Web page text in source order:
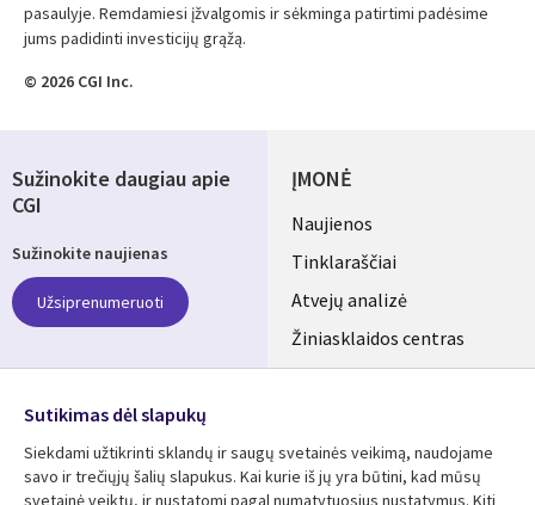
pasaulyje. Remdamiesi įžvalgomis ir sėkminga patirtimi padėsime
jums padidinti investicijų grąžą.
© 2026 CGI Inc.
ĮMONĖ
Useful
links
LITHUANIA
Naujienos
Tinklaraščiai
Atvejų analizė
Žiniasklaidos centras
Aljansus
Sužinokite daugiau apie
CGI
Sužinokite naujienas
Užsiprenumeruoti
Media
LITHUANIA
Sutikimas dėl slapukų
Siekdami užtikrinti sklandų ir saugų svetainės veikimą, naudojame
savo ir trečiųjų šalių slapukus. Kai kurie iš jų yra būtini, kad mūsų
svetainė veiktų, ir nustatomi pagal numatytuosius nustatymus. Kiti